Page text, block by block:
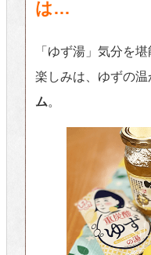
は…
「ゆず湯」気分を
楽しみは、ゆずの
ム。